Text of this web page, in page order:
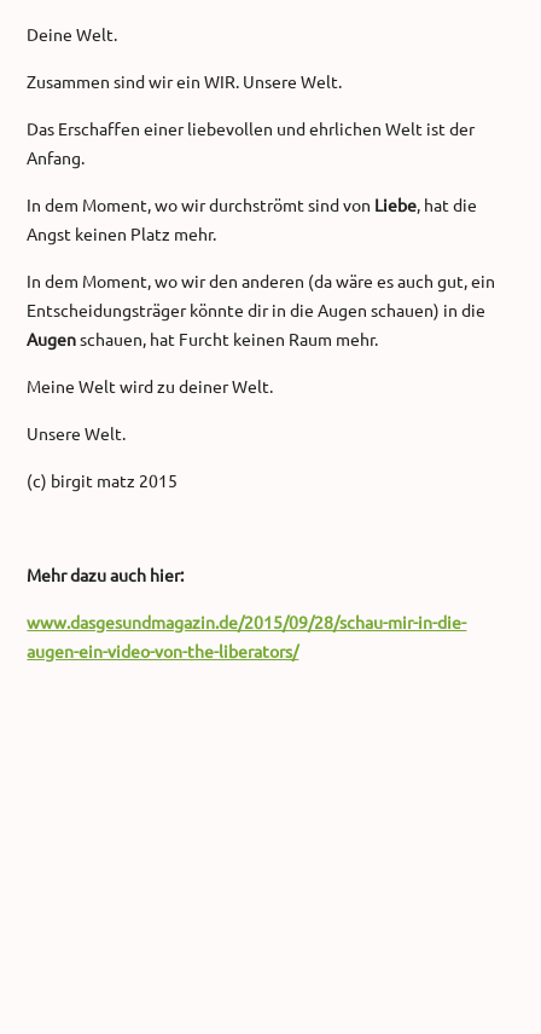
Deine Welt.
Zusammen sind wir ein WIR. Unsere Welt.
Das Erschaffen einer liebevollen und ehrlichen Welt ist der
Anfang.
In dem Moment, wo wir durchströmt sind von Liebe, hat die
Angst keinen Platz mehr.
In dem Moment, wo wir den anderen (da wäre es auch gut, ein
Entscheidungsträger könnte dir in die Augen schauen) in die
Augenschauen, hat Furcht keinen Raum mehr.
Meine Welt wird zu deiner Welt.
Unsere Welt.
(c) birgit matz 2015
Mehr dazu auch hier:
www.dasgesundmagazin.de/2015/09/28/schau-mir-in-die-
augen-ein-video-von-the-liberators/